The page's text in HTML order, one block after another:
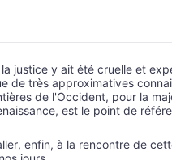
justice y ait été cruelle et
de très approximatives
de l'Occident, pour la
est le point de
enfin, à la rencontre de